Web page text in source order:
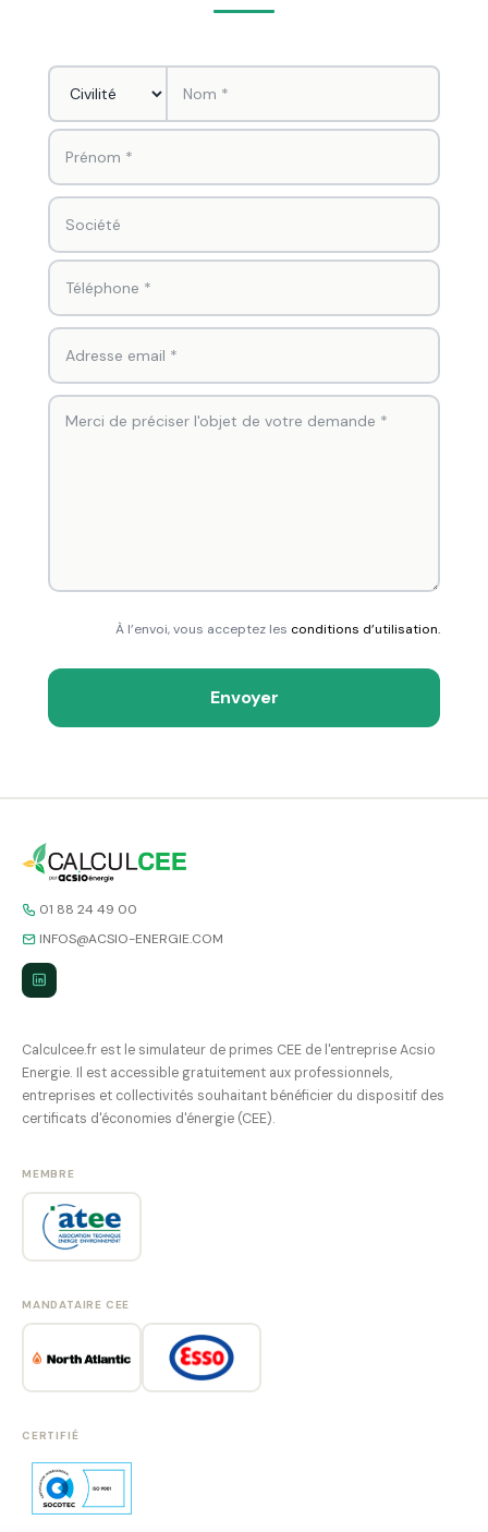
À l’envoi, vous acceptez les conditions d’utilisation.
Envoyer
01 88 24 49 00
INFOS@ACSIO-ENERGIE.COM
Calculcee.fr est le simulateur de primes CEE de l'entreprise Acsio
Energie. Il est accessible gratuitement aux professionnels,
entreprises et collectivités souhaitant bénéficier du dispositif des
certificats d'économies d'énergie (CEE).
MEMBRE
MANDATAIRE CEE
CERTIFIÉ